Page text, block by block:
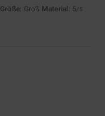
Größe: Groß Material: 5/5